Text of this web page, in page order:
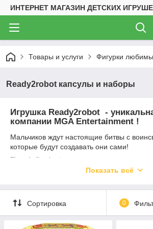
ИНТЕРНЕТ МАГАЗИН ДЕТСКИХ ИГРУШЕК
Товары и услуги Фигурки
Ready2robot капсулы и наборы
Игрушка Ready2robot -
компании MGA Entertainment !
Мальчиков ждут настоящие битвы с
которые будут создавать они сами!
Ready2robot капсула
Эта игрушка представляет собой
уникального воина.
Внутри вы найдете:
Показать всё
Сортировка 0